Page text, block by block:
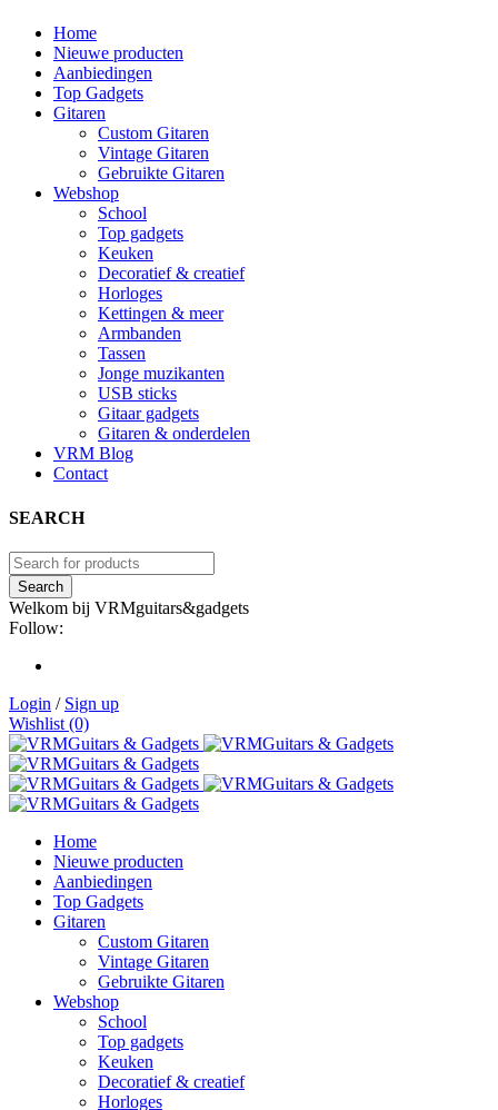
Home
Nieuwe producten
Aanbiedingen
Top Gadgets
Gitaren
Custom Gitaren
Vintage Gitaren
Gebruikte Gitaren
Webshop
School
Top gadgets
Keuken
Decoratief & creatief
Horloges
Kettingen & meer
Armbanden
Tassen
Jonge muzikanten
USB sticks
Gitaar gadgets
Gitaren & onderdelen
VRM Blog
Contact
SEARCH
Welkom bij VRMguitars&gadgets
Follow:
Login / Sign up
Wishlist (0)
Home
Nieuwe producten
Aanbiedingen
Top Gadgets
Gitaren
Custom Gitaren
Vintage Gitaren
Gebruikte Gitaren
Webshop
School
Top gadgets
Keuken
Decoratief & creatief
Horloges